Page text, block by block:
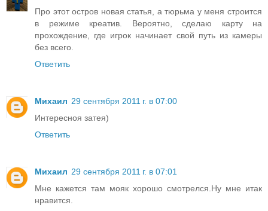
Про этот остров новая статья, а тюрьма у меня строится
в режиме креатив. Вероятно, сделаю карту на
прохождение, где игрок начинает свой путь из камеры
без всего.
Ответить
Михаил 29 сентября 2011 г. в 07:00
Интересноя затея)
Ответить
Михаил 29 сентября 2011 г. в 07:01
Мне кажется там мояк хорошо смотрелся.Ну мне итак
нравится.